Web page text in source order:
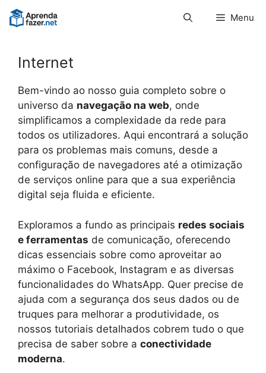
Pular
para
Menu
Internet
Bem-vindo ao nosso guia completo sobre o
universo da navegação na web, onde
simplificamos a complexidade da rede para
todos os utilizadores. Aqui encontrará a solução
para os problemas mais comuns, desde a
configuração de navegadores até a otimização
de serviços online para que a sua experiência
digital seja fluida e eficiente.
Exploramos a fundo as principais redes sociais
e ferramentas de comunicação, oferecendo
dicas essenciais sobre como aproveitar ao
máximo o Facebook, Instagram e as diversas
funcionalidades do WhatsApp. Quer precise de
ajuda com a segurança dos seus dados ou de
truques para melhorar a produtividade, os
nossos tutoriais detalhados cobrem tudo o que
precisa de saber sobre a conectividade
moderna.